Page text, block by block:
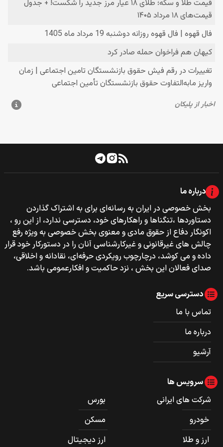
درباره ما
بخش خصوصی‌‌ در ایران به رسانه‌ای برای به اشتراک گذاردن
دستاوردها ،تنگناها و راهکارهای خود، دسترسی ندارد، از این رو ،
اکونگار دفاع از حقوق مادی و معنوی بخش خصوصی به ویژه رفع
چالش های غیرقانونی و غیرکارشناسی آنان را در دستورکار خود قرار
داده و می کوشد، درچارچوب رویکردی حرفه‌ای، نقادانه و اخلاقی،
صدای فعالان این بخش ، نزد حاکمیت و افکارعمومی باشد.
دسترسی سریع
تماس با ما
درباره ما
آرشیو
سرویس ها
شرکت های ایرانی
بورس
خودرو
مسکن
ارز و طلا
ارز دیجیتال